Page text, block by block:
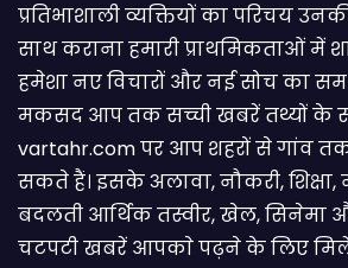
प्रतिभाशाली व्यक्तियों का परिचय
साथ कराना हमारी प्राथमिकताओं में
हमेशा नए विचारों और नई सोच का
मकसद आप तक सच्ची खबरें तथ्यों के
vartahr.com पर आप शहरों से गांव
सकते हैं। इसके अलावा, नौकरी,
बदलती आर्थिक तस्वीर, खेल, सिनेमा
चटपटी खबरें आपकाे पढ़ने के लिए